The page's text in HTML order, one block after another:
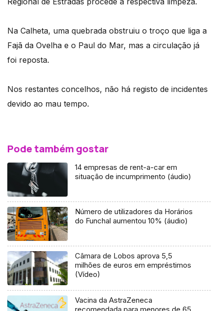
Na Calheta, uma quebrada obstruiu o troço que liga a
Fajã da Ovelha e o Paul do Mar, mas a circulação já
foi reposta.
Nos restantes concelhos, não há registo de incidentes
devido ao mau tempo.
Pode também gostar
14 empresas de rent-a-car em
situação de incumprimento (áudio)
Número de utilizadores da Horários
do Funchal aumentou 10% (áudio)
Câmara de Lobos aprova 5,5
milhões de euros em empréstimos
(Vídeo)
Vacina da AstraZeneca